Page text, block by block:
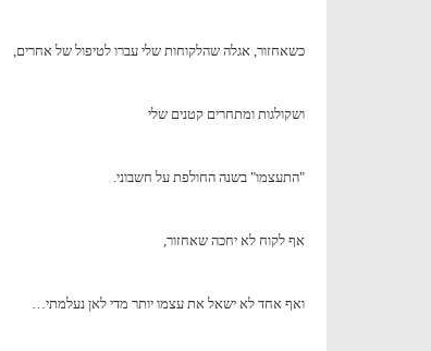
כשאחזור, אגלה שהלקוחות שלי עברו לטיפול של אחרים,
ושקולגות ומתחרים קטנים שלי
"התעצמו" בשנה החולפת על חשבוני.
אף לקוח לא יחכה שאחזור,
ואף אחד לא ישאל את עצמו יותר מדי לאן נעלמתי…